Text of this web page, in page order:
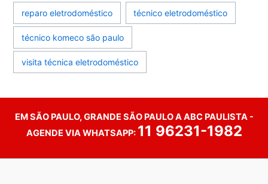
reparo eletrodoméstico técnico eletrodoméstico
técnico komeco são paulo
visita técnica eletrodoméstico
EM SÃO PAULO, GRANDE SÃO PAULO A ABC PAULISTA -
AGENDE VIA WHATSAPP: 11 96231-1982